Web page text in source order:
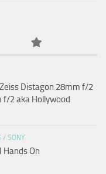
Distagon 28mm f/2
f/2 aka Hollywood
/ SONY
Hands On